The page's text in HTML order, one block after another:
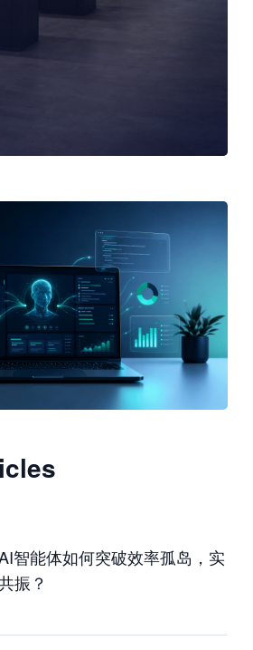
工作台
智能体如何突破效率孤岛，实
振？